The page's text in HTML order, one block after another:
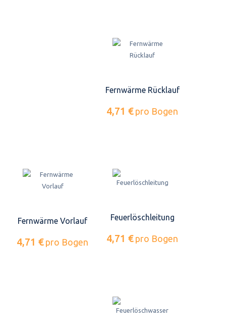
Fernwärme Rücklauf
4,71 € pro Bogen
Fernwärme Vorlauf
4,71 € pro Bogen
Feuerlöschleitung
4,71 € pro Bogen